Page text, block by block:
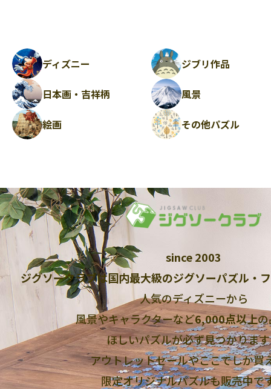
ディズニー ジブリ作品
日本画・吉祥柄 風景
絵画 その他パズル
since 2003
ジグソークラブは国内最大級のジグソーパズル・
人気のディズニーから
風景やキャラクターなど6,000点以上
ほしいパズルが必ず見つかりま
アウトレットセールやここでしか買
限定オリジナルパズルも販売中で